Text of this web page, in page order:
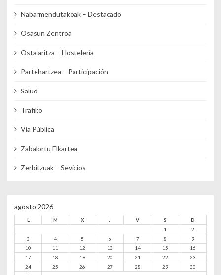
Nabarmendutakoak – Destacado
Osasun Zentroa
Ostalaritza – Hostelería
Partehartzea – Participación
Salud
Trafiko
Vía Pública
Zabalortu Elkartea
Zerbitzuak – Sevicios
agosto 2026
L M X J V S
D
1
2
3
4 5 6 7 8
9
10
11 12 13 14 15
16
17
18 19 20 21 22
23
24
25 26 27 28 29
30